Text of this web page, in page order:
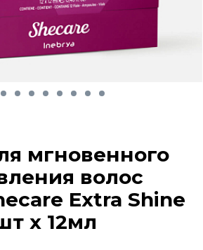
мгновенного
волос
Extra Shine
x 12мл